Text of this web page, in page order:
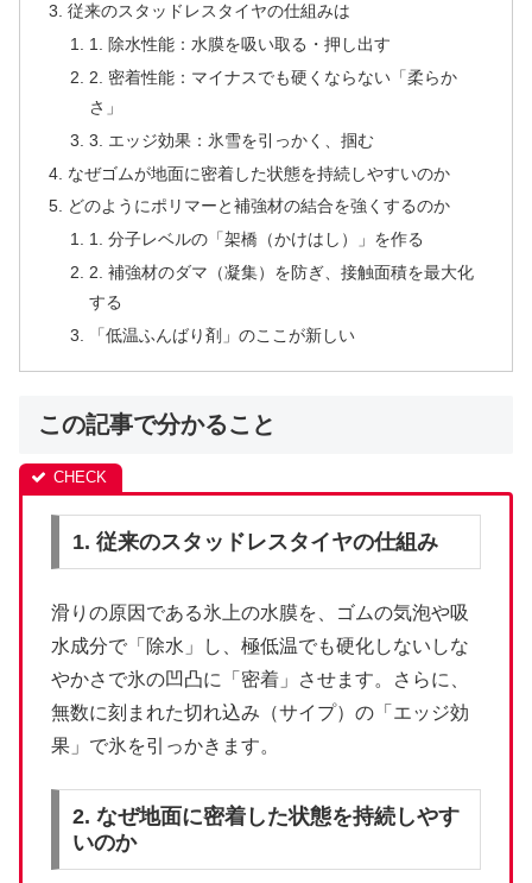
従来のスタッドレスタイヤの仕組みは
1. 除水性能：水膜を吸い取る・押し出す
2. 密着性能：マイナスでも硬くならない「柔らか
さ」
3. エッジ効果：氷雪を引っかく、掴む
なぜゴムが地面に密着した状態を持続しやすいのか
どのようにポリマーと補強材の結合を強くするのか
1. 分子レベルの「架橋（かけはし）」を作る
2. 補強材のダマ（凝集）を防ぎ、接触面積を最大化
する
「低温ふんばり剤」のここが新しい
この記事で分かること
1. 従来のスタッドレスタイヤの仕組み
滑りの原因である氷上の水膜を、ゴムの気泡や吸
水成分で「除水」し、極低温でも硬化しないしな
やかさで氷の凹凸に「密着」させます。さらに、
無数に刻まれた切れ込み（サイプ）の「エッジ効
果」で氷を引っかきます。
2. なぜ地面に密着した状態を持続しやす
いのか